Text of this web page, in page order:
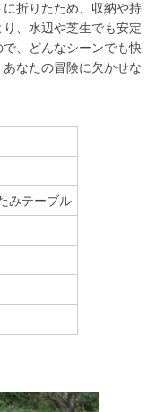
折りたため、収納や持
、水辺や芝生でも安定
、どんなシーンでも快
なたの冒険に欠かせな
みテーブル